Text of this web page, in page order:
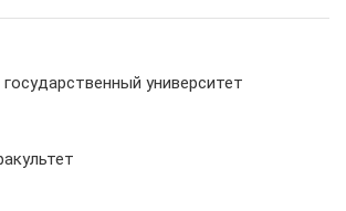
университет